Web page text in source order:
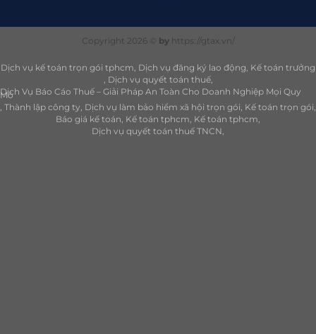
Copyright 2026 © by https://gtax.vn/
Dịch vụ kế toán trọn gói tphcm Dịch vụ đăng ký lao động Kế toán trưởng
Dịch vụ quyết toán thuế
Dịch Vụ Báo Cáo Thuế – Giải Pháp An Toàn Cho Doanh Nghiệp Mọi Quy
Mô
Thành lập công ty Dịch vụ làm bảo hiểm xã hội trọn gói Kế toán trọn gói
Báo giá kế toán Kế toán tphcm Kế toán tphcm
Dịch vụ quyết toán thuế TNCN